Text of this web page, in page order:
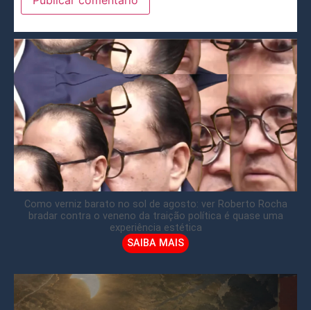
Como verniz barato no sol de agosto: ver Roberto Rocha
bradar contra o veneno da traição política é quase uma
experiência estética
SAIBA MAIS